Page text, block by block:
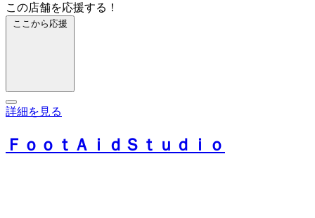
この店舗を応援する！
ここから応援
詳細を見る
ＦｏｏｔＡｉｄＳｔｕｄｉｏ